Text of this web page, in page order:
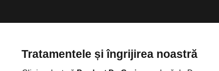
Tratamentele și îngrijirea noastră